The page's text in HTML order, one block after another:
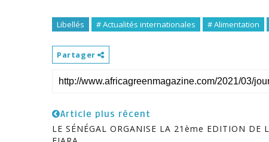
Libellés # Actualités internationales # Alimentation
Partager
Article plus récent
LE SÉNÉGAL ORGANISE LA 21ème EDITION DE